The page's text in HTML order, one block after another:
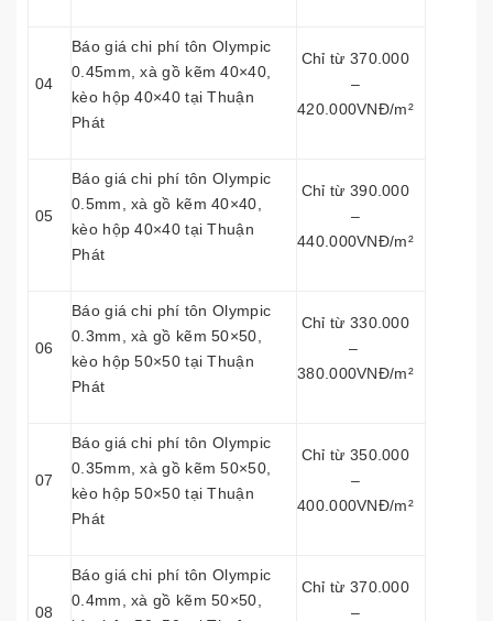
04
Báo giá chi phí tôn Olympic
0.45mm, xà gồ kẽm 40×40,
kèo hộp 40×40 tại Thuận
Phát
Chỉ từ 370.000
–
420.000VNĐ/m²
05
Báo giá chi phí tôn Olympic
0.5mm, xà gồ kẽm 40×40,
kèo hộp 40×40 tại Thuận
Phát
Chỉ từ 390.000
–
440.000VNĐ/m²
06
Báo giá chi phí tôn Olympic
0.3mm, xà gồ kẽm 50×50,
kèo hộp 50×50 tại Thuận
Phát
Chỉ từ 330.000
–
380.000VNĐ/m²
07
Báo giá chi phí tôn Olympic
0.35mm, xà gồ kẽm 50×50,
kèo hộp 50×50 tại Thuận
Phát
Chỉ từ 350.000
–
400.000VNĐ/m²
08
Báo giá chi phí tôn Olympic
0.4mm, xà gồ kẽm 50×50,
Chỉ từ 370.000
–